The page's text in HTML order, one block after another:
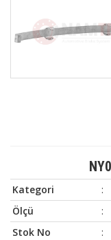
Kategori :
Ölçü
:
Stok No
: